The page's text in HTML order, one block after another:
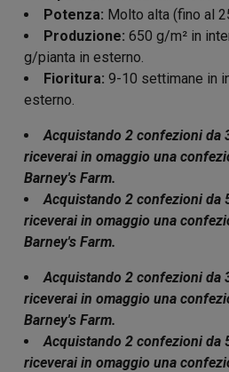
Potenza: Molto alta (fino al
Produzione: 650 g/m² in
g/pianta in esterno.
Fioritura: 9-10 settimane in
esterno.
Acquistando 2 confezioni da
riceverai in omaggio una
Barney's Farm.
Acquistando 2 confezioni da
riceverai in omaggio una
Barney's Farm.
Acquistando 2 confezioni da
riceverai in omaggio una
Barney's Farm.
Acquistando 2 confezioni da
riceverai in omaggio una